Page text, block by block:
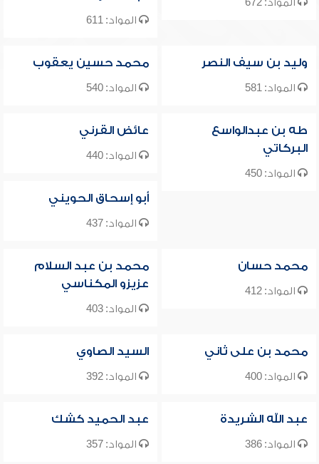
المواد: 672
المواد: 611
وليد بن سيف النصر
المواد: 581
محمد حسين يعقوب
المواد: 540
طه بن عبدالواسع
البركاتي
المواد: 450
عائض القرني
المواد: 440
أبو إسحاق الحويني
المواد: 437
محمد حسان
المواد: 412
محمد بن عبد السلام
عزيزو المكناسي
المواد: 403
محمد بن على ثاني
المواد: 400
السيد الصاوي
المواد: 392
عبد الله الشريدة
المواد: 386
عبد الحميد كشك
المواد: 357